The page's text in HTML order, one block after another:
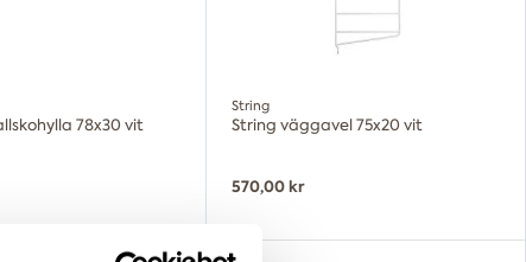
78x30 vit
String
String väggavel 75x20 vit
570,00 kr